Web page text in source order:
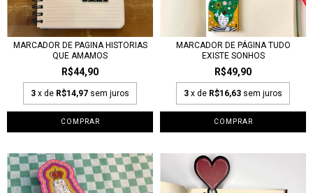
MARCADOR DE PAGINA HISTORIAS
QUE AMAMOS
R$44,90
3 x de R$14,97 sem juros
MARCADOR DE PÁGINA TUDO
EXISTE SONHOS
R$49,90
3 x de R$16,63 sem juros